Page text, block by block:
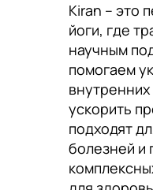
Kiran – это
йоги, где
научным
помогаем
ускорить
подходят
болезней и